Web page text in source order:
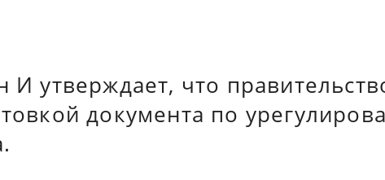
утверждает, что
документа по